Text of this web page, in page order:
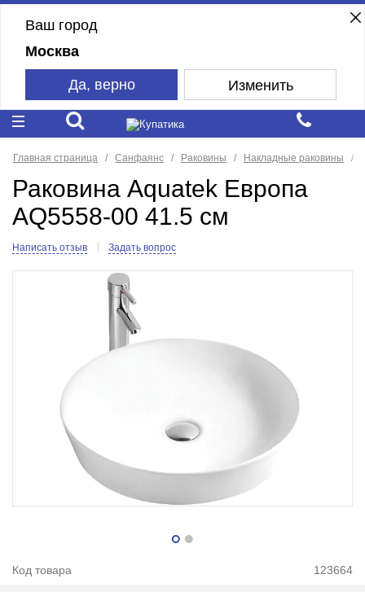
Ваш город
Москва
Да, верно Изменить
Главная страница Санфаянс Раковины Накладные раковины
Раковина Aquatek Европа
AQ5558-00 41.5 см
Написать отзыв Задать вопрос
Код товара 123664